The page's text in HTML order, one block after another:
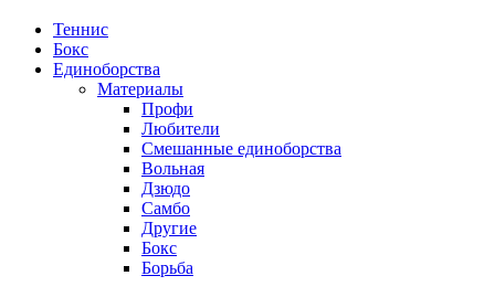
Теннис
Бокс
Единоборства
Материалы
Профи
Любители
Смешанные единоборства
Вольная
Дзюдо
Самбо
Другие
Бокс
Борьба